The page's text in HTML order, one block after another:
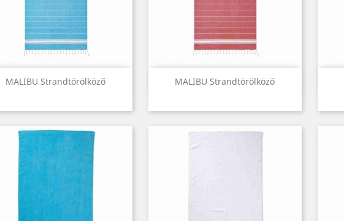
MALIBU Strandtörölköző
Előnézet MALIBU Strandtörölköző
Előnézet